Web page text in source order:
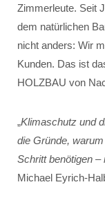
Zimmerleute. Seit
dem natürlichen
nicht anders: Wir
Kunden. Das ist
HOLZBAU von
„Klimaschutz und
die Gründe,
Schritt benötigen –
Michael Eyrich-